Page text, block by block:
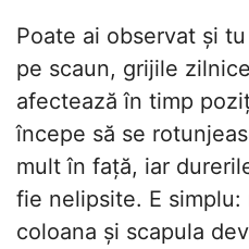
Poate ai observat și
pe scaun, grijile
afectează în timp
începe să se
mult în față, iar
fie nelipsite. E
coloana și scapula